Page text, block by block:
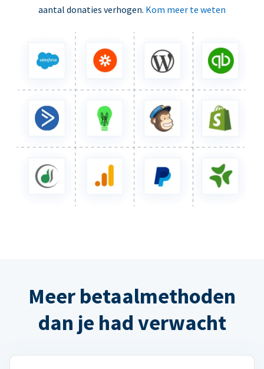
aantal donaties verhogen. Kom meer te weten
Meer betaalmethoden
dan je had verwacht